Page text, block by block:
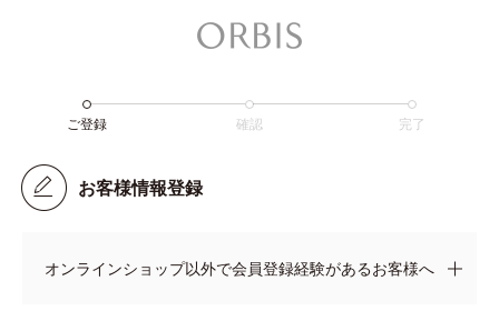
ご登録 確認 完了
お客様情報登録
オンラインショップ以外で会員登録経験があるお客様へ